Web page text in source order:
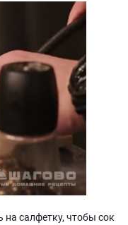
салфетку, чтобы сок